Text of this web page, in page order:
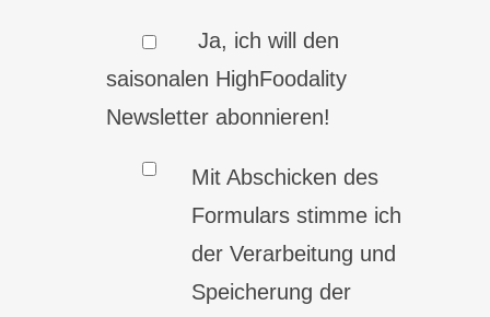
Ja, ich will den
saisonalen HighFoodality
Newsletter abonnieren!
Mit Abschicken des
Formulars stimme ich
der Verarbeitung und
Speicherung der